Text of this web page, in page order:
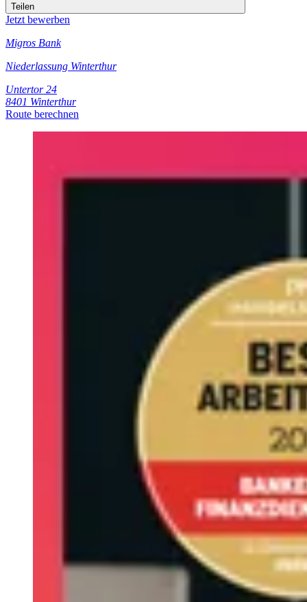
Teilen
Jetzt bewerben
Migros Bank
Niederlassung Winterthur
Untertor 24
8401 Winterthur
Route berechnen